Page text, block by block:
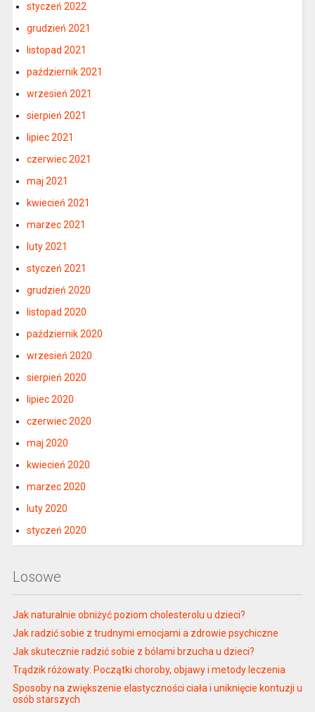
styczeń 2022
grudzień 2021
listopad 2021
październik 2021
wrzesień 2021
sierpień 2021
lipiec 2021
czerwiec 2021
maj 2021
kwiecień 2021
marzec 2021
luty 2021
styczeń 2021
grudzień 2020
listopad 2020
październik 2020
wrzesień 2020
sierpień 2020
lipiec 2020
czerwiec 2020
maj 2020
kwiecień 2020
marzec 2020
luty 2020
styczeń 2020
Losowe
Jak naturalnie obniżyć poziom cholesterolu u dzieci?
Jak radzić sobie z trudnymi emocjami a zdrowie psychiczne
Jak skutecznie radzić sobie z bólami brzucha u dzieci?
Trądzik różowaty: Początki choroby, objawy i metody leczenia
Sposoby na zwiększenie elastyczności ciała i uniknięcie kontuzji u
osób starszych